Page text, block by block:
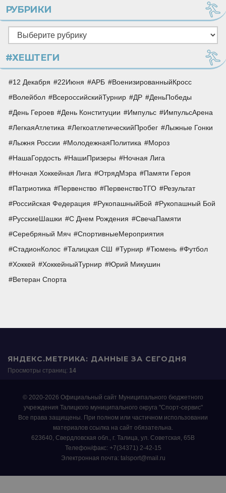
РУБРИКИ
Рубрики
#ХЕШТЕГИ
12 Декабря 22Июня АРБ
ВоенизированныйКросс
Волейбол
ВсероссийскийТурнир ДР
ДеньПобеды
День Героев
День Конституции Импульс
ИмпульсАрена
ЛегкаяАтлетика
ЛегкоатлетическийПробег
Лыжные Гонки
Лыжня России
МолодежнаяПолитика
Мороз
НашаГордость
НашиПризеры
Ночная Лига
Ночная Хоккейная Лига
ОтрядМэра
Памяти Героя
Патриотика
Первенство ПервенствоТГО
Результат
Российская Федерация
РукопашныйБой
Рукопашный Бой
РусскиеШашки
С Днем Рождения
СвечаПамяти
Серебряный Мяч
СпортивныеМероприятия
СтадионКолос
Талицкая СШ Турнир Тюмень
Футбол
Хоккей
ХоккейныйТурнир
Юрий Микушин
Ветеран Спорта
ЯНДЕКС.МЕТРИКА: ДАННЫЕ ЗА СЕГОДНЯ
Просмотры страниц: 14
© 2020-2026 Официальный сайт Муниципального бюджетного
учреждения Талицкого муниципального округа "Спорт-сервис"
Все права защищены. При полном или частичном использовании
материалов ссылка на сайт обязательна.
623640, Свердловская обл., г. Талица, ул. Советская, 65В
Телефон/факс: +7(34371) 2-42-15
Электронная почта: talsport@mail.ru